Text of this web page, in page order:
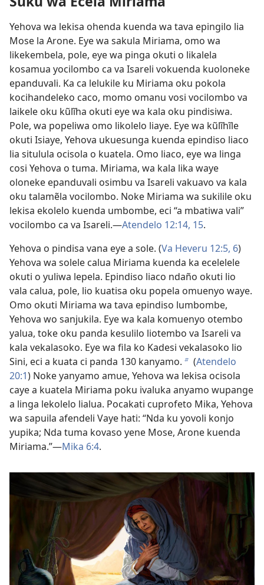
Yehova wa lekisa ohenda kuenda wa tava epingilo lia
Mose la Arone. Eye wa sakula Miriama, omo wa
likekembela, pole, eye wa pinga okuti o likalela
kosamua yocilombo ca va Isareli vokuenda kuoloneke
epanduvali. Ka ca lelukile ku Miriama oku pokola
kocihandeleko caco, momo omanu vosi vocilombo va
laikele oku kũlĩha okuti eye wa kala oku pindisiwa.
Pole, wa popeliwa omo likolelo liaye. Eye wa kũlĩhĩle
okuti Isiaye, Yehova ukuesunga kuenda epindiso liaco
lia situlula ocisola o kuatela. Omo liaco, eye wa linga
cosi Yehova o tuma. Miriama, wa kala lika waye
oloneke epanduvali osimbu va Isareli vakuavo va kala
oku talamẽla vocilombo. Noke Miriama wa sukilile oku
lekisa ekolelo kuenda umbombe, eci “a mbatiwa vali”
vocilombo ca va Isareli.—Atendelo 12:14, 15.
Yehova o pindisa vana eye a sole. (Va Heveru 12:5, 6)
Yehova wa solele calua Miriama kuenda ka ecelelele
okuti o yuliwa lepela. Epindiso liaco ndaño okuti lio
vala calua, pole, lio kuatisa oku popela omuenyo waye.
Omo okuti Miriama wa tava epindiso lumbombe,
Yehova wo sanjukila. Eye wa kala komuenyo otembo
yalua, toke oku panda kesulilo liotembo va Isareli va
kala vekalasoko. Eye wa fila ko Kadesi vekalasoko lio
Sini, eci a kuata ci panda 130 kanyamo. b (Atendelo
20:1) Noke yanyamo amue, Yehova wa lekisa ocisola
caye a kuatela Miriama poku ivaluka anyamo wupange
a linga lekolelo lialua. Pocakati cuprofeto Mika, Yehova
wa sapuila afendeli Vaye hati: “Nda ku yovoli konjo
yupika; Nda tuma kovaso yene Mose, Arone kuenda
Miriama.”—Mika 6:4.